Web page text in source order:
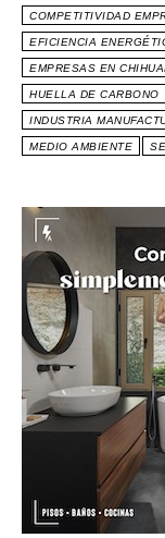
COMPETITIVIDAD
EFICIENCIA
EMPRESAS EN
HUELLA DE CARBONO
INDUSTRIA
MEDIO AMBIENTE